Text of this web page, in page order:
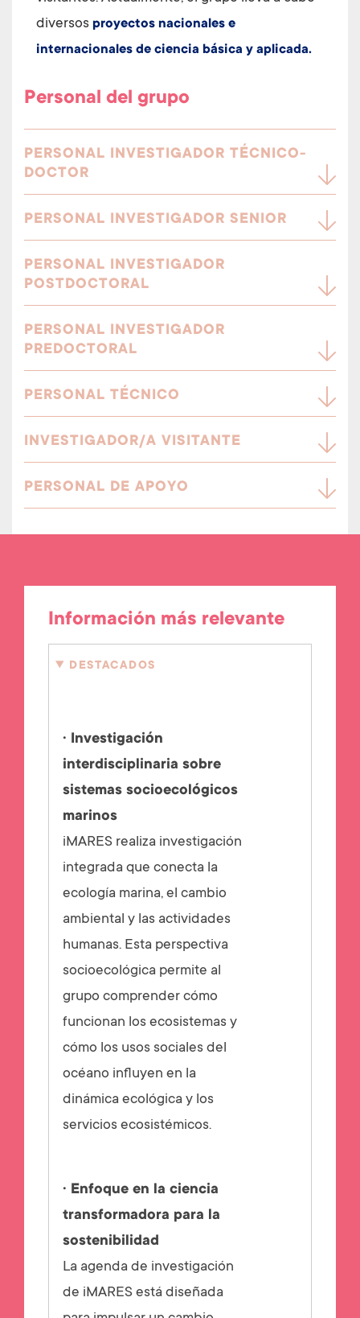
diversos proyectos nacionales e
internacionales de ciencia básica y aplicada.
Personal del grupo
PERSONAL INVESTIGADOR TÉCNICO-
DOCTOR
PERSONAL INVESTIGADOR SENIOR
PERSONAL INVESTIGADOR
POSTDOCTORAL
PERSONAL INVESTIGADOR
PREDOCTORAL
PERSONAL TÉCNICO
INVESTIGADOR/A VISITANTE
PERSONAL DE APOYO
Información más relevante
DESTACADOS
· Investigación
interdisciplinaria sobre
sistemas socioecológicos
marinos
iMARES realiza investigación
integrada que conecta la
ecología marina, el cambio
ambiental y las actividades
humanas. Esta perspectiva
socioecológica permite al
grupo comprender cómo
funcionan los ecosistemas y
cómo los usos sociales del
océano influyen en la
dinámica ecológica y los
servicios ecosistémicos.
· Enfoque en la ciencia
transformadora para la
sostenibilidad
La agenda de investigación
de iMARES está diseñada